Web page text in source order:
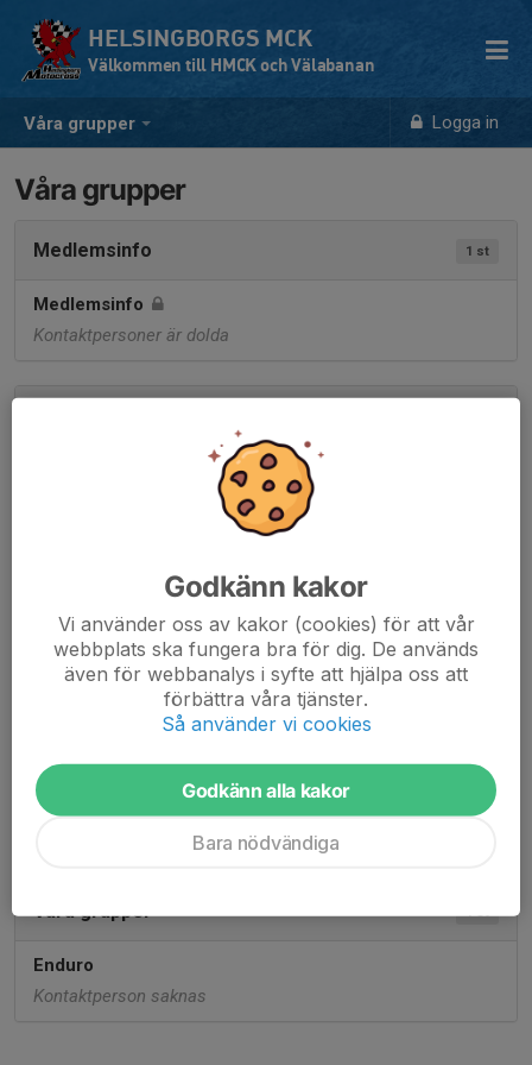
Våra grupper Logga in
HELSINGBORGS MCK
Välkommen till HMCK och Välabanan
Våra grupper
1 st
Medlemsinfo
Medlemsinfo
Kontaktpersoner är dolda
Kontaktpersoner är dolda
Crosskolan
Kontaktperson saknas
Tävlingar
Kontaktpersoner är dolda
1 st
Våra grupper
Enduro
Kontaktperson saknas
Godkänn kakor
Vi använder oss av kakor (cookies) för att vår
webbplats ska fungera bra för dig. De används
även för webbanalys i syfte att hjälpa oss att
förbättra våra tjänster.
Så använder vi cookies
Godkänn alla kakor
Bara nödvändiga